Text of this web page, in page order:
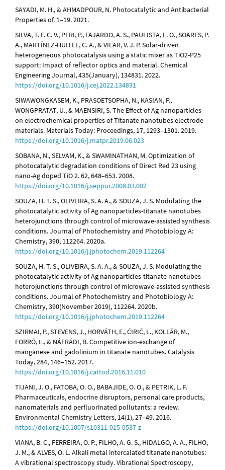
SAYADI, M. H., & AHMADPOUR, N. Photocatalytic and Antibacterial
Properties of. 1–19. 2021.
SILVA, T. F. C. V., PERI, P., FAJARDO, A. S., PAULISTA, L. O., SOARES, P.
A., MARTÍNEZ-HUITLE, C. A., & VILAR, V. J. P. Solar-driven
heterogeneous photocatalysis using a static mixer as TiO2-P25
support: Impact of reflector optics and material. Chemical
Engineering Journal, 435(January), 134831. 2022.
https://doi.org/10.1016/j.cej.2022.134831
SIWAWONGKASEM, K., PRASOETSOPHA, N., KASIAN, P.,
WONGPRATAT, U., & MAENSIRI, S. The Effect of Ag nanoparticles
on electrochemical properties of Titanate nanotubes electrode
materials. Materials Today: Proceedings, 17, 1293–1301. 2019.
https://doi.org/10.1016/j.matpr.2019.06.023
SOBANA, N., SELVAM, K., & SWAMINATHAN, M. Optimization of
photocatalytic degradation conditions of Direct Red 23 using
nano-Ag doped TiO 2. 62, 648–653. 2008.
https://doi.org/10.1016/j.seppur.2008.03.002
SOUZA, H. T. S., OLIVEIRA, S. A. A., & SOUZA, J. S. Modulating the
photocatalytic activity of Ag nanoparticles-titanate nanotubes
heterojunctions through control of microwave-assisted synthesis
conditions. Journal of Photochemistry and Photobiology A:
Chemistry, 390, 112264. 2020a.
https://doi.org/10.1016/j.jphotochem.2019.112264
SOUZA, H. T. S., OLIVEIRA, S. A. A., & SOUZA, J. S. Modulating the
photocatalytic activity of Ag nanoparticles-titanate nanotubes
heterojunctions through control of microwave-assisted synthesis
conditions. Journal of Photochemistry and Photobiology A:
Chemistry, 390(November 2019), 112264. 2020b.
https://doi.org/10.1016/j.jphotochem.2019.112264
SZIRMAI, P., STEVENS, J., HORVÁTH, E., ĆIRIĆ, L., KOLLÁR, M.,
FORRÓ, L., & NÁFRÁDI, B. Competitive ion-exchange of
manganese and gadolinium in titanate nanotubes. Catalysis
Today, 284, 146–152. 2017.
https://doi.org/10.1016/j.cattod.2016.11.010
TIJANI, J. O., FATOBA, O. O., BABAJIDE, O. O., & PETRIK, L. F.
Pharmaceuticals, endocrine disruptors, personal care products,
nanomaterials and perfluorinated pollutants: a review.
Environmental Chemistry Letters, 14(1), 27–49. 2016.
https://doi.org/10.1007/s10311-015-0537-z
VIANA, B. C., FERREIRA, O. P., FILHO, A. G. S., HIDALGO, A. A., FILHO,
J. M., & ALVES, O. L. Alkali metal intercalated titanate nanotubes:
A vibrational spectroscopy study. Vibrational Spectroscopy,